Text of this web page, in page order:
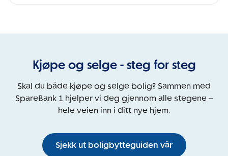
Kjøpe og selge - steg for steg
Skal du både kjøpe og selge bolig? Sammen med
SpareBank 1 hjelper vi deg gjennom alle stegene –
hele veien inn i ditt nye hjem.
Sjekk ut boligbytteguiden vår